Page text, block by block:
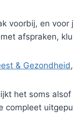
voorbij, en
afspraken,
& Gezondheid ,
het soms
compleet